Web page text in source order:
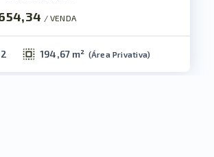
/ VENDA
2 194,67 m² (Área Privativa)